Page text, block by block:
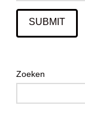
Zoeken